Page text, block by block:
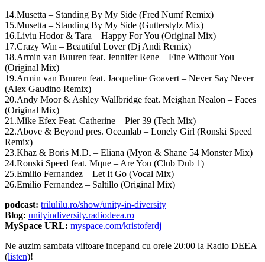
14.Musetta – Standing By My Side (Fred Numf Remix)
15.Musetta – Standing By My Side (Gutterstylz Mix)
16.Liviu Hodor & Tara – Happy For You (Original Mix)
17.Crazy Win – Beautiful Lover (Dj Andi Remix)
18.Armin van Buuren feat. Jennifer Rene – Fine Without You
(Original Mix)
19.Armin van Buuren feat. Jacqueline Goavert – Never Say Never
(Alex Gaudino Remix)
20.Andy Moor & Ashley Wallbridge feat. Meighan Nealon – Faces
(Original Mix)
21.Mike Efex Feat. Catherine – Pier 39 (Tech Mix)
22.Above & Beyond pres. Oceanlab – Lonely Girl (Ronski Speed
Remix)
23.Khaz & Boris M.D. – Eliana (Myon & Shane 54 Monster Mix)
24.Ronski Speed feat. Mque – Are You (Club Dub 1)
25.Emilio Fernandez – Let It Go (Vocal Mix)
26.Emilio Fernandez – Saltillo (Original Mix)
podcast: trilulilu.ro/show/unity-in-diversity
Blog: unityindiversity.radiodeea.ro
MySpace URL: myspace.com/kristoferdj
Ne auzim sambata viitoare incepand cu orele 20:00 la Radio DEEA
(listen)!